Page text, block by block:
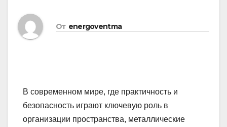
От energoventma
В современном мире, где практичность и
безопасность играют ключевую роль в
организации пространства, металлические